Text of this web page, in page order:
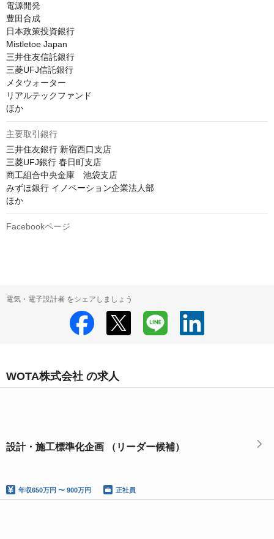
電源開発
豊田合成
日本政策投資銀行
Mistletoe Japan
三井住友信託銀行
三菱UFJ信託銀行
メタウォーター
リアルテックファンド
ほか
主要取引銀行
三井住友銀行 新宿西口支店
三菱UFJ銀行 春日町支店
商工組合中央金庫　池袋支店
みずほ銀行 イノベーション企業法人部
ほか
Facebookページ
電気・電子設計者 をシェアしましょう
WOTA株式会社 の求人
設計・施工標準化企画 （リーダー候補）
年収650万円 〜 900万円 正社員